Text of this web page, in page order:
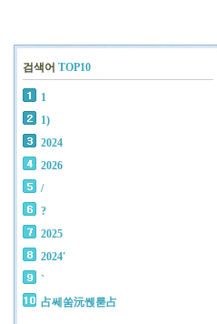
검색어 TOP10
1
1)
2024
2026
/
?
2025
2024'
`
占쎄쑴沅쏁룯占